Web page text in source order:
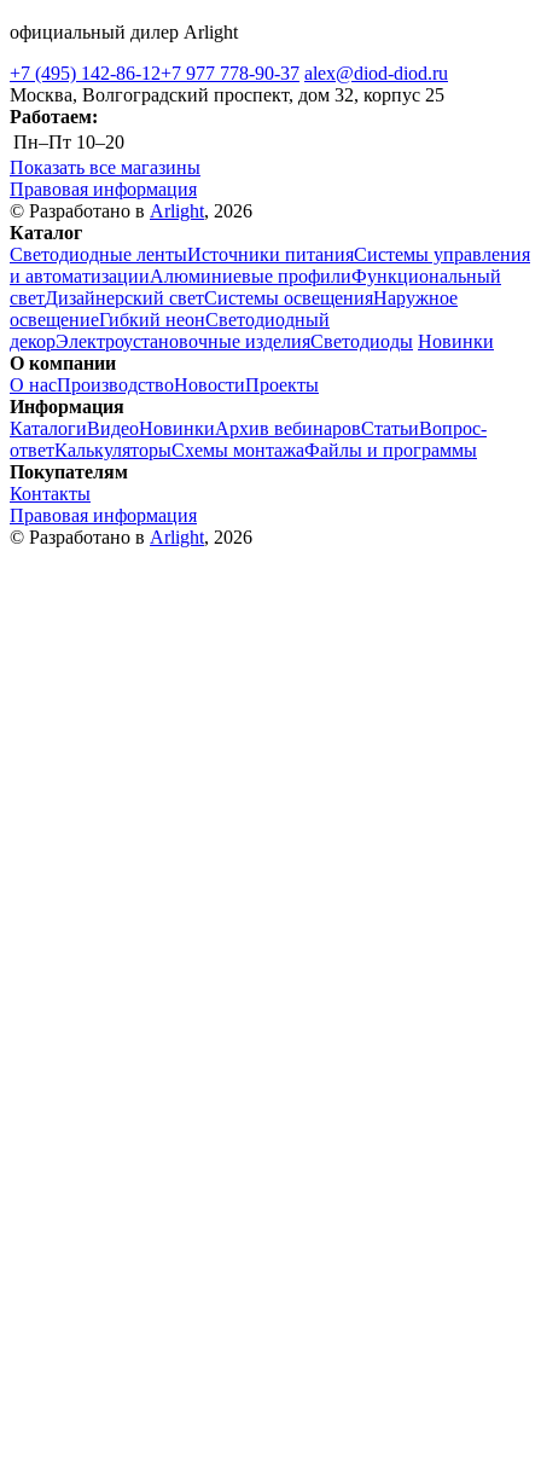
официальный дилер Arlight
+7 (495) 142-86-12+7 977 778-90-37 alex@diod-diod.ru
Москва, Волгоградский проспект, дом 32, корпус 25
Работаем:
Пн–Пт 10–20
Показать все магазины
Правовая информация
© Разработано в Arlight, 2026
Каталог
Светодиодные лентыИсточники питанияСистемы управления
и автоматизацииАлюминиевые профилиФункциональный
светДизайнерский светСистемы освещенияНаружное
освещениеГибкий неонСветодиодный
декорЭлектроустановочные изделияСветодиоды Новинки
О компании
О насПроизводствоНовостиПроекты
Информация
КаталогиВидеоНовинкиАрхив вебинаровСтатьиВопрос-
ответКалькуляторыСхемы монтажаФайлы и программы
Покупателям
Контакты
Правовая информация
© Разработано в Arlight, 2026